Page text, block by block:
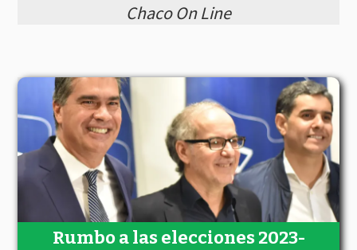
Chaco On Line
Rumbo a las elecciones 2023-